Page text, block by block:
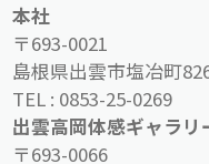
本社
〒693-0021
島根県出雲市塩冶町
TEL : 0853-25-0269
出雲高岡体感ギャラリ
〒693-0066